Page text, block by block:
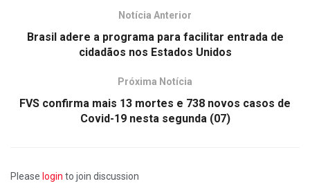
Notícia Anterior
Brasil adere a programa para facilitar entrada de
cidadãos nos Estados Unidos
Próxima Notícia
FVS confirma mais 13 mortes e 738 novos casos de
Covid-19 nesta segunda (07)
Please login to join discussion